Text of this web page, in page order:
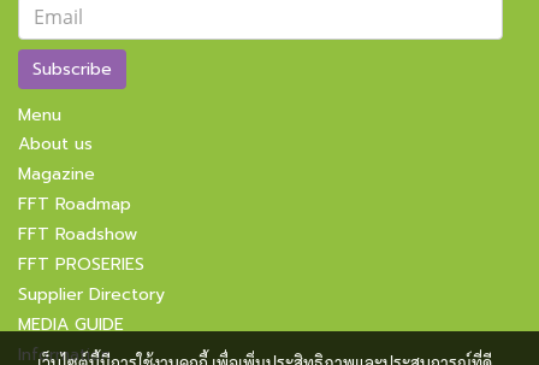
Subscribe
Menu
About us
Magazine
FFT Roadmap
FFT Roadshow
FFT PROSERIES
Supplier Directory
MEDIA GUIDE
Information